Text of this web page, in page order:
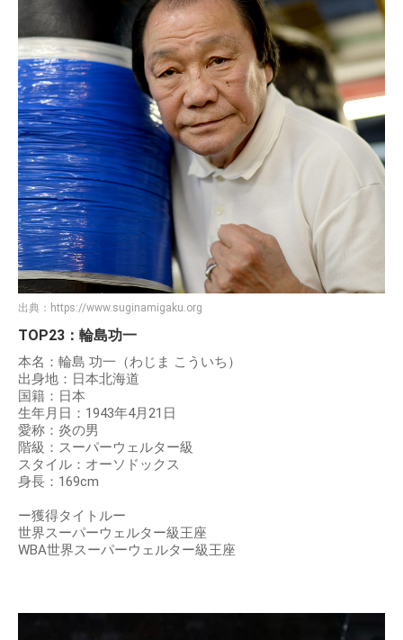
出典： https://www.suginamigaku.org
TOP23：輪島功一
本名：輪島 功一（わじま こういち）
出身地：日本北海道
国籍：日本
生年月日：1943年4月21日
愛称：炎の男
階級：スーパーウェルター級
スタイル：オーソドックス
身長：169cm
ー獲得タイトルー
世界スーパーウェルター級王座
WBA世界スーパーウェルター級王座